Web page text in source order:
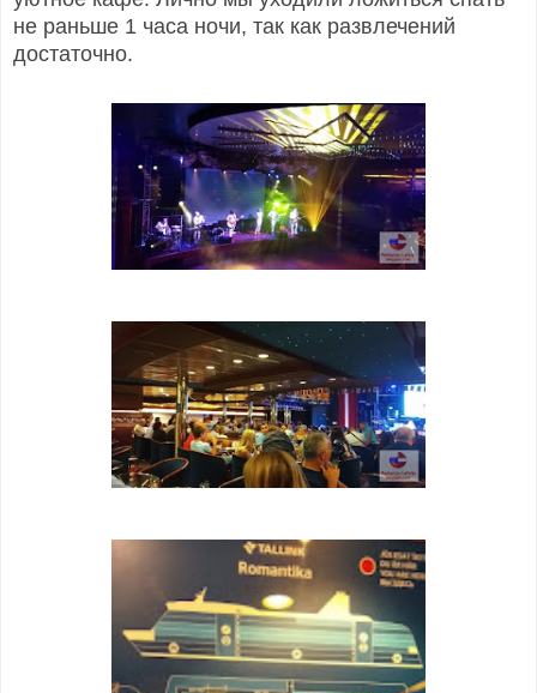
не раньше 1 часа ночи, так как развлечений
достаточно.